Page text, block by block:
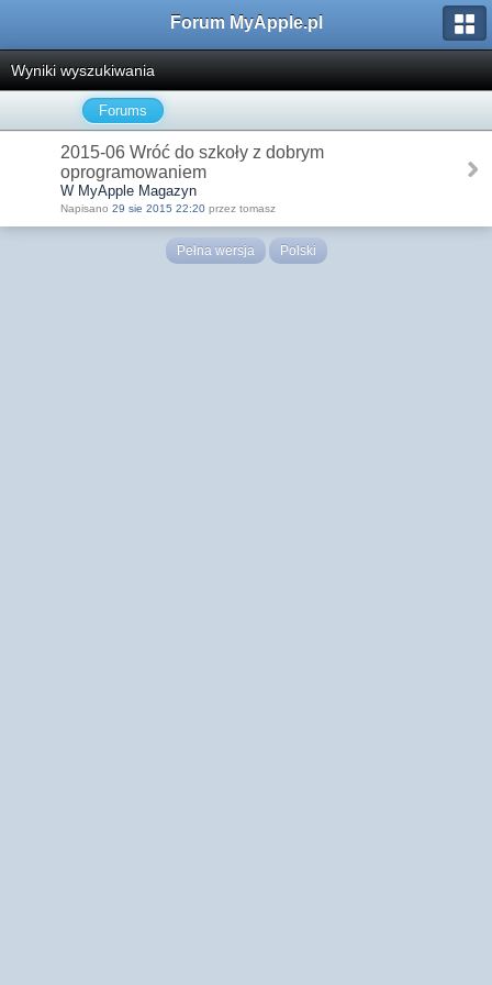
Forum MyApple.pl
Wyniki wyszukiwania
Forums
2015-06 Wróć do szkoły z dobrym
oprogramowaniem
W MyApple Magazyn
Napisano 29 sie 2015 22:20 przez tomasz
Pełna wersja Polski